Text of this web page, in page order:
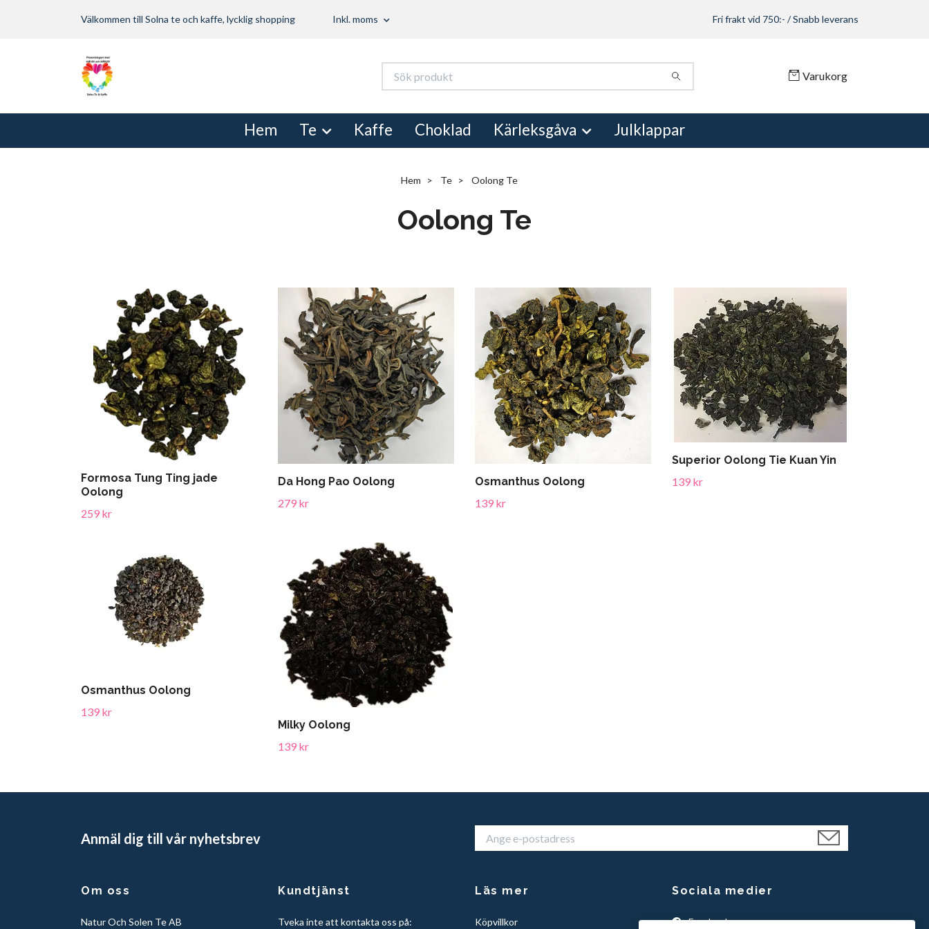
Välkommen till Solna te och kaffe, lycklig shopping Inkl. moms Fri frakt vid 750:- / Snabb leverans
Varukorg
Hem Te Kaffe Choklad Kärleksgåva Julklappar
Hem Te Oolong Te
Oolong Te
Formosa Tung Ting jade
Oolong
259 kr
Da Hong Pao Oolong
279 kr
Osmanthus Oolong
139 kr
Superior Oolong Tie Kuan Yin
139 kr
Osmanthus Oolong
139 kr
Milky Oolong
139 kr
Anmäl dig till vår nyhetsbrev
Om oss
Natur Och Solen Te AB
Kundtjänst
Tveka inte att kontakta oss på:
Läs mer
Köpvillkor
Sociala medier
Facebook